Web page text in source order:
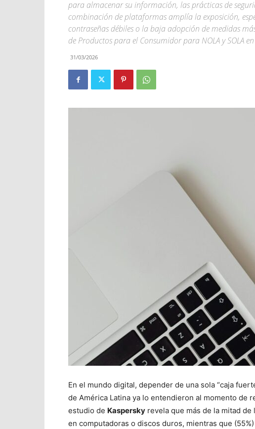
para almacenar su información, las prácticas de
combinación de plataformas amplía la exposición,
contraseñas débiles o la baja adopción de medidas
de Productos para el Consumidor para NOLA y SOLA en
31/03/2026
En el mundo digital, depender de una sola “caja
de América Latina ya lo entendieron al momento de
estudio de Kaspersky revela que más de la mitad
en computadoras o discos duros, mientras que